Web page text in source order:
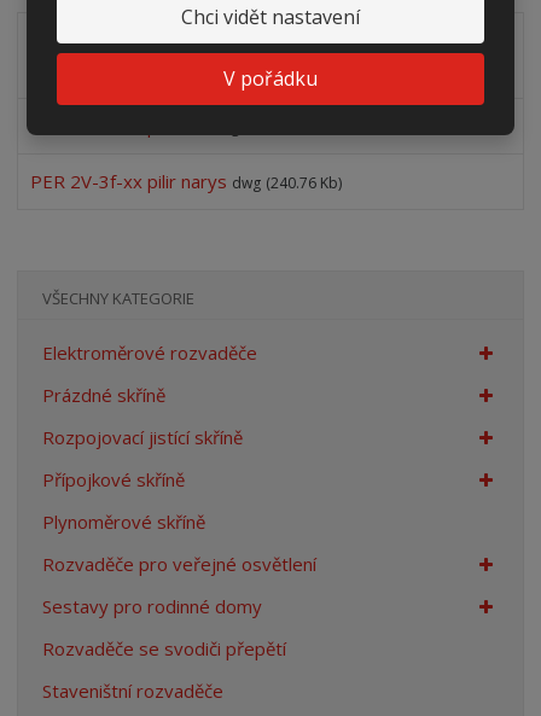
Chci vidět nastavení
V pořádku
Doplněk katalogu výrobků 1.5.2022 skříně pro FVE pdf
PER 2V-3f-xx pilir narys dwg (240.76 Kb)
VŠECHNY KATEGORIE
Elektroměrové rozvaděče
Prázdné skříně
Rozpojovací jistící skříně
Přípojkové skříně
Plynoměrové skříně
Rozvaděče pro veřejné osvětlení
Sestavy pro rodinné domy
Rozvaděče se svodiči přepětí
Staveništní rozvaděče